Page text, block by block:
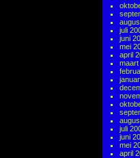
juli
juni
mei
april
maart
juli
juni
mei
april